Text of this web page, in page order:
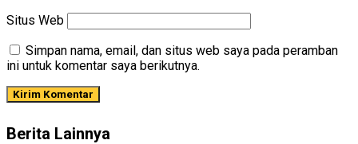
Situs Web
Simpan nama, email, dan situs web saya pada peramban
ini untuk komentar saya berikutnya.
Berita Lainnya